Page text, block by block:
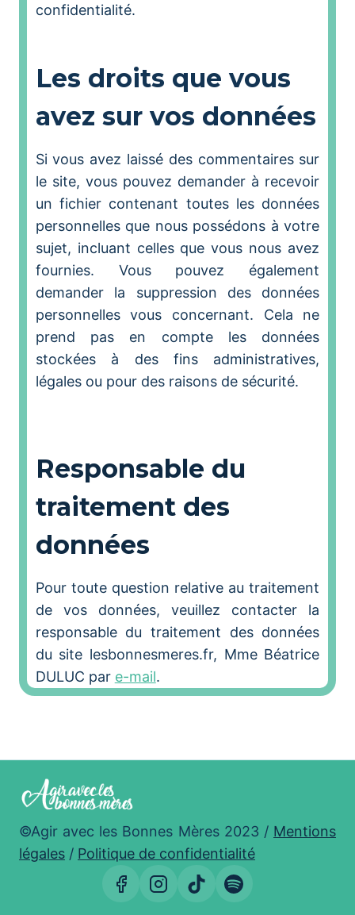
confidentialité.
Les droits que vous
avez sur vos données
Si vous avez laissé des commentaires sur
le site, vous pouvez demander à recevoir
un fichier contenant toutes les données
personnelles que nous possédons à votre
sujet, incluant celles que vous nous avez
fournies. Vous pouvez également
demander la suppression des données
personnelles vous concernant. Cela ne
prend pas en compte les données
stockées à des fins administratives,
légales ou pour des raisons de sécurité.
Responsable du
traitement des
données
Pour toute question relative au traitement
de vos données, veuillez contacter la
responsable du traitement des données
du site lesbonnesmeres.fr, Mme Béatrice
DULUC par e-mail.
©Agir avec les Bonnes Mères 2023 / Mentions
légales / Politique de confidentialité